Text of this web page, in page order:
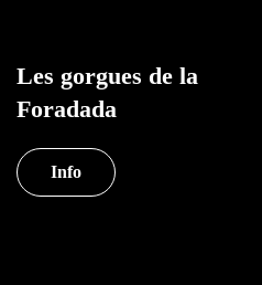
Les gorgues de la
Foradada
Info